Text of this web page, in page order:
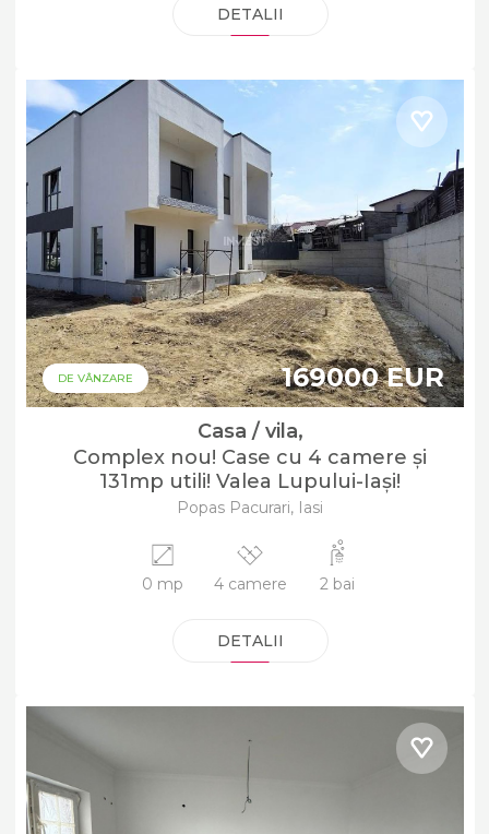
DETALII
DE VÂNZARE 169000 EUR
Casa / vila,
Complex nou! Case cu 4 camere și
131mp utili! Valea Lupului-Iași!
Popas Pacurari, Iasi
0 mp 4 camere 2 bai
DETALII